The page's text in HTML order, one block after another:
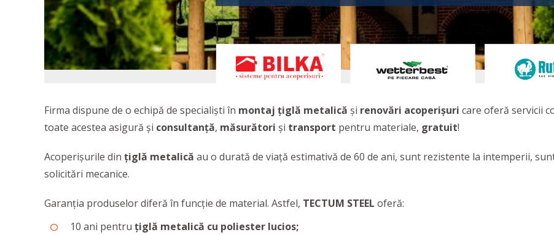
Firma dispune de o echipă de specialiști în montaj țiglă metalică și renovări acoperișuri care oferă servicii
toate acestea asigură și consultanță, măsurători și transport pentru materiale, gratuit!
Acoperișurile din țiglă metalică au o durată de viață estimativă de 60 de ani, sunt rezistente la intemperii,
solicitări mecanice.
Garanția produselor diferă în funcție de material. Astfel, TECTUM STEEL oferă:
10 ani pentru țiglă metalică cu poliester lucios;